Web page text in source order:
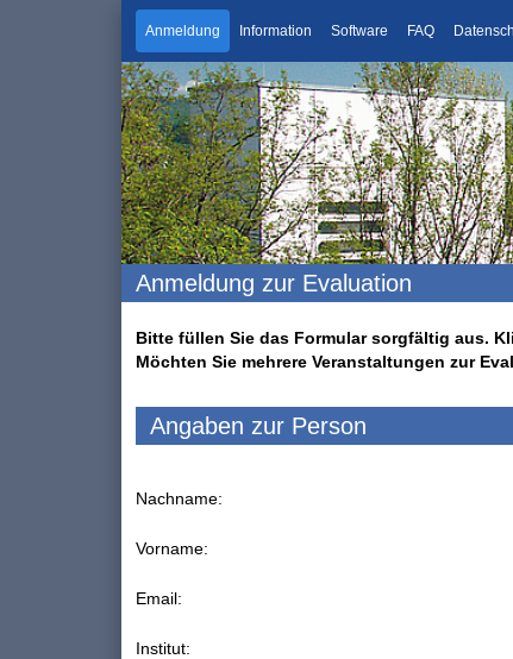
Anmeldung Information Software FAQ
Anmeldung zur Evaluation
Bitte füllen Sie das Formular sorgfältig aus.
Möchten Sie mehrere Veranstaltungen zur
Angaben zur Person
Nachname:
Vorname:
Email:
Institut: